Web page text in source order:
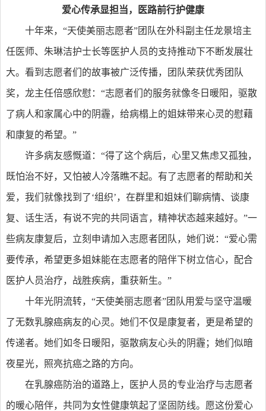
爱心传承显担当，医路前行护健康
十年来，“天使美丽志愿者”团队在外科副主任龙景培主
任医师、朱琳洁护士长等医护人员的支持推动下不断发展壮
大。看到志愿者们的故事被广泛传播，团队荣获优秀团队
奖，龙主任倍感欣慰：“志愿者们的服务就像冬日暖阳，驱散
了病人和家属心中的阴霾，给病榻上的姐妹带来心灵的慰藉
和康复的希望。”
许多病友感慨道：“得了这个病后，心里又焦虑又孤独，
既怕治不好，又怕被人冷落瞧不起。有了志愿者的帮助和关
爱，我们就像找到了‘组织’，在群里和姐妹们聊病情、谈康
复、话生活，有说不完的共同语言，精神状态越来越好。”一
些病友康复后，立刻申请加入志愿者团队，她们说：“爱心需
要传承，希望更多姐妹能在志愿者的陪伴下树立信心，配合
医护人员治疗，战胜疾病，重获新生。”
十年光阴流转，“天使美丽志愿者”团队用爱与坚守温暖
了无数乳腺癌病友的心灵。她们不仅是康复者，更是希望的
传递者。她们如冬日暖阳，驱散病友心头的阴霾；她们似暗
夜星光，照亮抗癌之路的方向。
在乳腺癌防治的道路上，医护人员的专业治疗与志愿者
的暖心陪伴，共同为女性健康筑起了坚固防线。愿这份爱心